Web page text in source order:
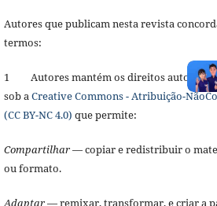
Autores que publicam nesta revista
termos:
1 Autores mantém os direitos autorais
sob aCreative Commons - Atribuição-
(CC BY-NC 4.0) que permite:
Compartilhar— copiar e redistribuir o
ou formato.
Adaptar— remixar, transformar, e criar a